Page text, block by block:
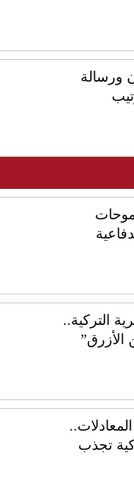
ورسالة
التركية..
الأزرق”
تجذب